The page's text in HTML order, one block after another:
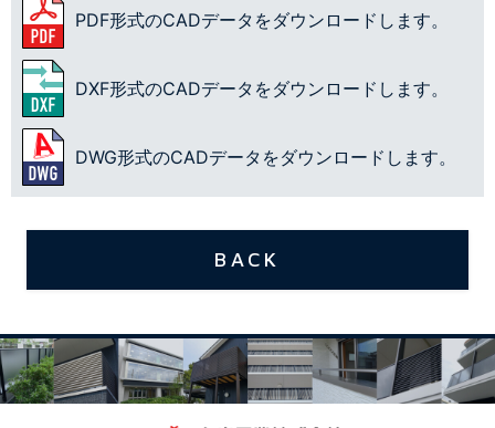
PDF形式のCADデータをダウンロードします。
DXF形式のCADデータをダウンロードします。
DWG形式のCADデータをダウンロードします。
BACK